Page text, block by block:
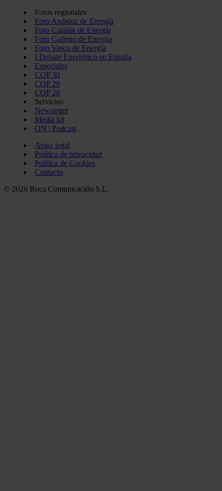
Foros regionales
Foro Andaluz de Energía
Foro Catalán de Energía
Foro Gallego de Energía
Foro Vasco de Energía
I Debate Energético en España
Especiales
COP 30
COP 29
COP 28
Servicios
Newsletter
Media kit
ON | Podcast
Aviso legal
Política de privacidad
Política de Cookies
Contacto
© 2026 Roca Comunicación S.L.